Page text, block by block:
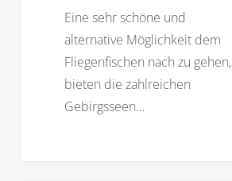
Eine sehr schöne und
alternative Möglichkeit dem
Fliegenfischen nach zu gehen,
bieten die zahlreichen
Gebirgsseen…